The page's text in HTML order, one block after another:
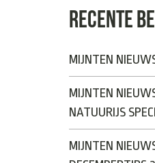
RECENTE
MIJNTEN
MIJNTEN
NATUURIJS
MIJNTEN